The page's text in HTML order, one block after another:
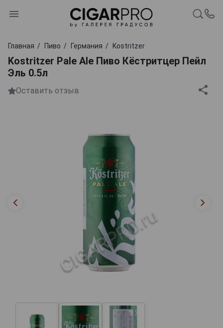
Главная Пиво Германия Kostritzer
Kostritzer Pale Ale Пиво Кёстритцер Пейл
Эль 0.5л
Оставить отзыв